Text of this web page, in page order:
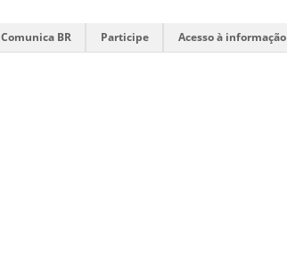
Comunica BR Participe Acesso à informação